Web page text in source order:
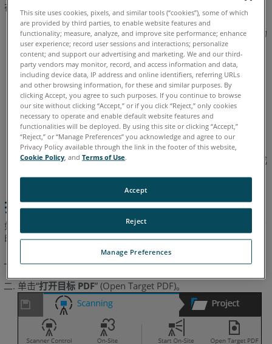
目
标
现
场
补
故
障
排
除
在您开始现场补偿程序之前，确保扫描地点具备以下设施：
在现场补偿 (OSC) 过程中，选择一个没有移动或其他人在场
的房间或区域。
必须在扫描现场设置目标页，与激光扫描仪保持约 1.4 米
（4.5 英尺）的常规距离。
要求房间的最低高度为 2.3 米（7.5 英尺）。
没有窗户或其他反射面：如果扫描地点有任何窗户或反射
面，目标页上的标记会被反射，由此导致测量结果不准确。
照明条件不太重要，因为现场补偿 (OSC) 是通过激光器完成
打印目标页
如果您需要补偿目标页，您可以下载并打印
，或者从 SCENE 中打
印出来。
单击“扫描” (Scanning) 功能区。
单击“打开目标 PDF” (Open Target PDF)。
This site uses cookies, pixels, and similar tools (“cookies”), some of which
are provided by third parties, to enable website features and
functionality; measure, analyze, and improve site performance; enhance
user experience; record user sessions and interactions; personalize
content; and support our advertising and marketing. We and our third-
party vendors may monitor, record, and access information and data,
including device data, IP address and online identifiers, referring URLs
and other browsing information, for these and similar purposes. By
clicking Accept, you agree to such purposes. If you continue to browse
our site without clicking “Accept,” or if you click “Reject,” only cookies
necessary to operate and enable default website features and
functionalities will be deployed. By using this site or clicking “Accept,”
“Reject,” or “Manage Preferences” you acknowledge and agree to our
Privacy Policy available through the link in the footer of this website,
Cookie Policy , andTerms of Use.
Manage Preferences
Reject
Accept